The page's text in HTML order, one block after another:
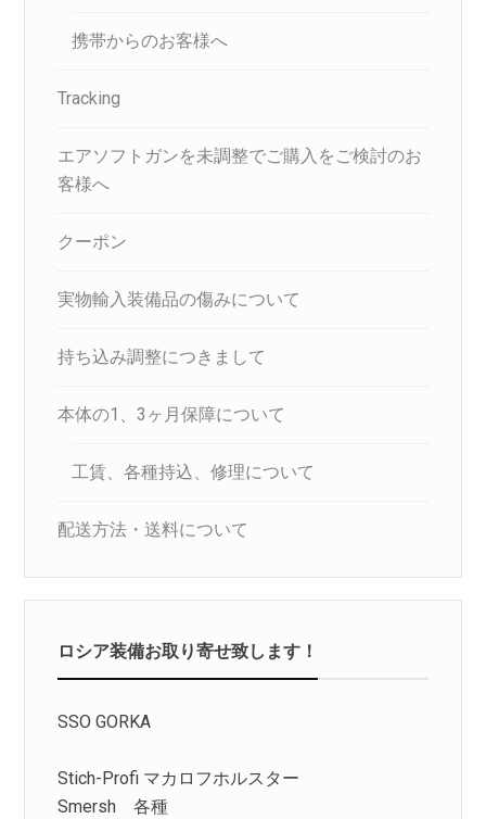
携帯からのお客様へ
Tracking
エアソフトガンを未調整でご購入をご検討のお
客様へ
クーポン
実物輸入装備品の傷みについて
持ち込み調整につきまして
本体の1、3ヶ月保障について
工賃、各種持込、修理について
配送方法・送料について
ロシア装備お取り寄せ致します！
SSO GORKA
Stich-Profi マカロフホルスター
Smersh 各種